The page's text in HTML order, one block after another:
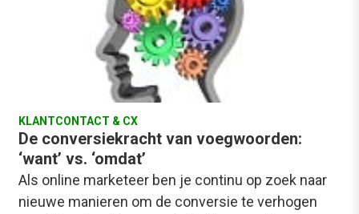
KLANTCONTACT & CX
De conversiekracht van voegwoorden:
‘want’ vs. ‘omdat’
Als online marketeer ben je continu op zoek naar
nieuwe manieren om de conversie te verhogen